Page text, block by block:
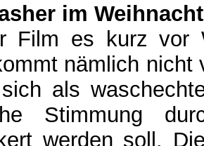
im
Film es kurz vor
nämlich nicht
als
Stimmung
werden soll.